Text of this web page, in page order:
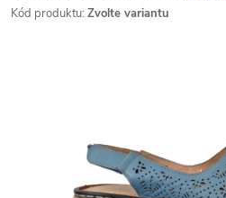
Kód produktu: Zvolte variantu